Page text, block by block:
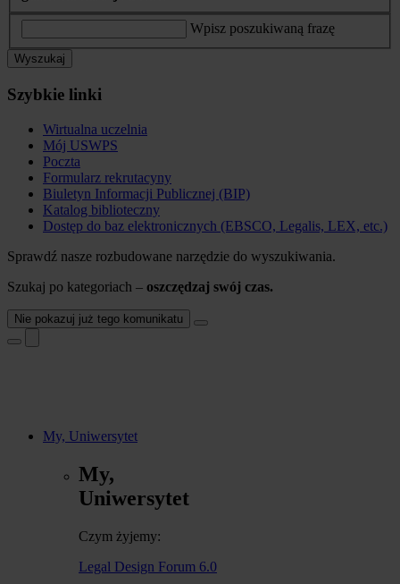
Wpisz poszukiwaną frazę
Wyszukaj
Szybkie linki
Wirtualna uczelnia
Mój USWPS
Poczta
Formularz rekrutacyny
Biuletyn Informacji Publicznej (BIP)
Katalog biblioteczny
Dostęp do baz elektronicznych (EBSCO, Legalis, LEX, etc.)
Sprawdź nasze rozbudowane narzędzie do wyszukiwania.
Szukaj po kategoriach – oszczędzaj swój czas.
Nie pokazuj już tego komunikatu
My, Uniwersytet
My,
Uniwersytet
Czym żyjemy:
Legal Design Forum 6.0